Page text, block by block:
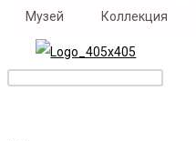
Музей Коллекция